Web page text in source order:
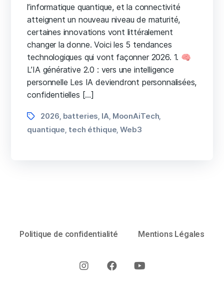
l’informatique quantique, et la connectivité
atteignent un nouveau niveau de maturité,
certaines innovations vont littéralement
changer la donne. Voici les 5 tendances
technologiques qui vont façonner 2026. 1. 🧠
L’IA générative 2.0 : vers une intelligence
personnelle Les IA deviendront personnalisées,
confidentielles […]
2026 batteries IA MoonAiTech
quantique tech éthique ,Web3
Politique de confidentialité Mentions Légales